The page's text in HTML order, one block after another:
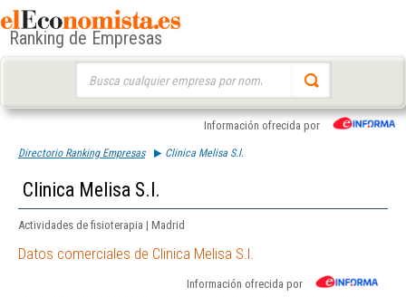
Ranking de Empresas
Información ofrecida por
Directorio Ranking Empresas Clinica Melisa S.l.
Clinica Melisa S.l.
Actividades de fisioterapia | Madrid
Datos comerciales de Clinica Melisa S.l.
Información ofrecida por